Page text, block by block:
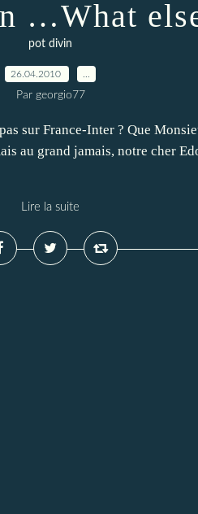
…What
pot divin
26.04.2010
Par georgio77
sur France-Inter ? Que
au grand jamais, notre cher
Lire la suite